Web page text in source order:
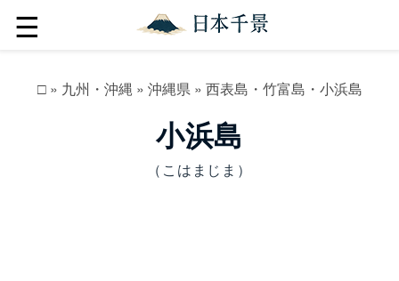
☰
□» 九州・沖縄 » 沖縄県» 西表島・竹富島・小浜島
小浜島
（こはまじま）